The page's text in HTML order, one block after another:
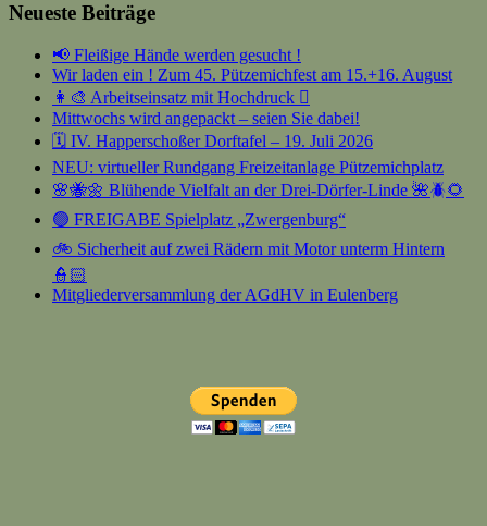
Neueste Beiträge
📢 Fleißige Hände werden gesucht !
Wir laden ein ! Zum 45. Pützemichfest am 15.+16. August
👩‍🎨 Arbeitseinsatz mit Hochdruck 🫟
Mittwochs wird angepackt – seien Sie dabei!
🗓️ IV. Happerschoßer Dorftafel – 19. Juli 2026
NEU: virtueller Rundgang Freizeitanlage Pützemichplatz
🌸🐝🌼 Blühende Vielfalt an der Drei-Dörfer-Linde 🌺🪲🌻
🟢 FREIGABE Spielplatz „Zwergenburg“
🚲 Sicherheit auf zwei Rädern mit Motor unterm Hintern
👮🏻
Mitgliederversammlung der AGdHV in Eulenberg